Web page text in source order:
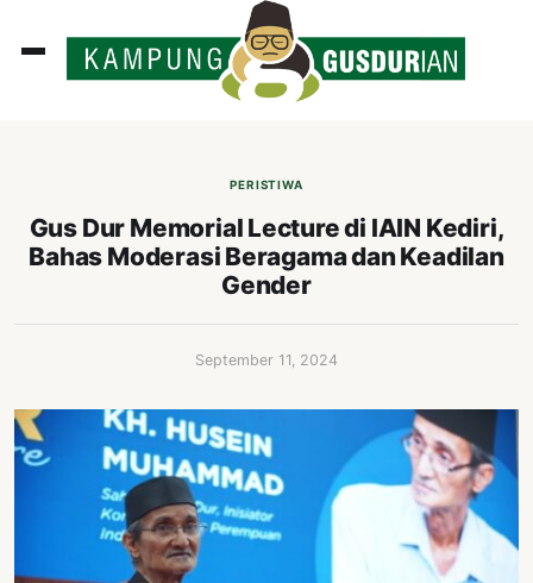
PERISTIWA
Gus Dur Memorial Lecture di IAIN Kediri,
Bahas Moderasi Beragama dan Keadilan
Gender
September 11, 2024